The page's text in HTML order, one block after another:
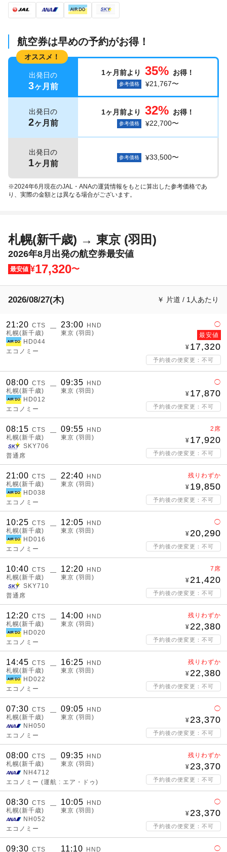
航空券は早めの予約がお得！
出発日の
3ヶ月前
オススメ！
1ヶ月前より
35% お得！
参考価格 ¥21,767〜
出発日の
2ヶ月前
1ヶ月前より 32% お得！
参考価格 ¥22,700〜
出発日の
1ヶ月前
参考価格 ¥33,500〜
※2024年6月現在のJAL・ANAの運賃情報をもとに算出した参考価格であ
り、実際の金額とは異なる場合がございます。
札幌(新千歳) → 東京 (羽田)
2026年8月出発の航空券最安値
最安値 ¥17,320〜
2026/08/27(木) ￥ 片道 / 1人あたり
21:20 CTS
札幌(新千歳)
― 23:00
HND
東京 (羽田)
HD044
エコノミー
◯
最安値
17,320
予約後の便変更：不可
08:00 CTS
札幌(新千歳)
― 09:35
HND
東京 (羽田)
HD012
エコノミー
◯
17,870
予約後の便変更：不可
08:15 CTS
札幌(新千歳)
― 09:55
HND
東京 (羽田)
SKY706
普通席
2席
17,920
予約後の便変更：不可
21:00 CTS
札幌(新千歳)
― 22:40
HND
東京 (羽田)
HD038
エコノミー
残りわずか
19,850
予約後の便変更：不可
10:25 CTS
札幌(新千歳)
― 12:05
HND
東京 (羽田)
HD016
エコノミー
◯
20,290
予約後の便変更：不可
10:40 CTS
札幌(新千歳)
― 12:20
HND
東京 (羽田)
SKY710
普通席
7席
21,420
予約後の便変更：不可
12:20 CTS
札幌(新千歳)
― 14:00
HND
東京 (羽田)
HD020
エコノミー
残りわずか
22,380
予約後の便変更：不可
14:45 CTS
札幌(新千歳)
― 16:25
HND
東京 (羽田)
HD022
エコノミー
残りわずか
22,380
予約後の便変更：不可
07:30 CTS
札幌(新千歳)
― 09:05
HND
東京 (羽田)
NH050
エコノミー
◯
23,370
予約後の便変更：不可
08:00 CTS
札幌(新千歳)
― 09:35
HND
東京 (羽田)
NH4712
エコノミー (運航 : エア・ドゥ)
残りわずか
23,370
予約後の便変更：不可
08:30 CTS
札幌(新千歳)
― 10:05
HND
東京 (羽田)
NH052
エコノミー
◯
23,370
予約後の便変更：不可
09:30 CTS 11:10 HND ◯